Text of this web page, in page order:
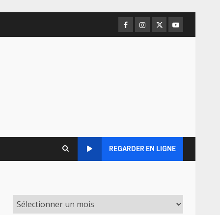
Facebook
Instagram
TwitterYoutube
REGARDER EN LIGNE